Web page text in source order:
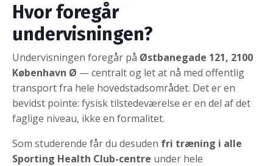
Hvor foregår
undervisningen?
Undervisningen foregår på Østbanegade 121, 2100
København Ø — centralt og let at nå med offentlig
transport fra hele hovedstadsområdet. Det er en
bevidst pointe: fysisk tilstedeværelse er en del af det
faglige niveau, ikke en formalitet.
Som studerende får du desuden fri træning i alle
Sporting Health Club-centre under hele